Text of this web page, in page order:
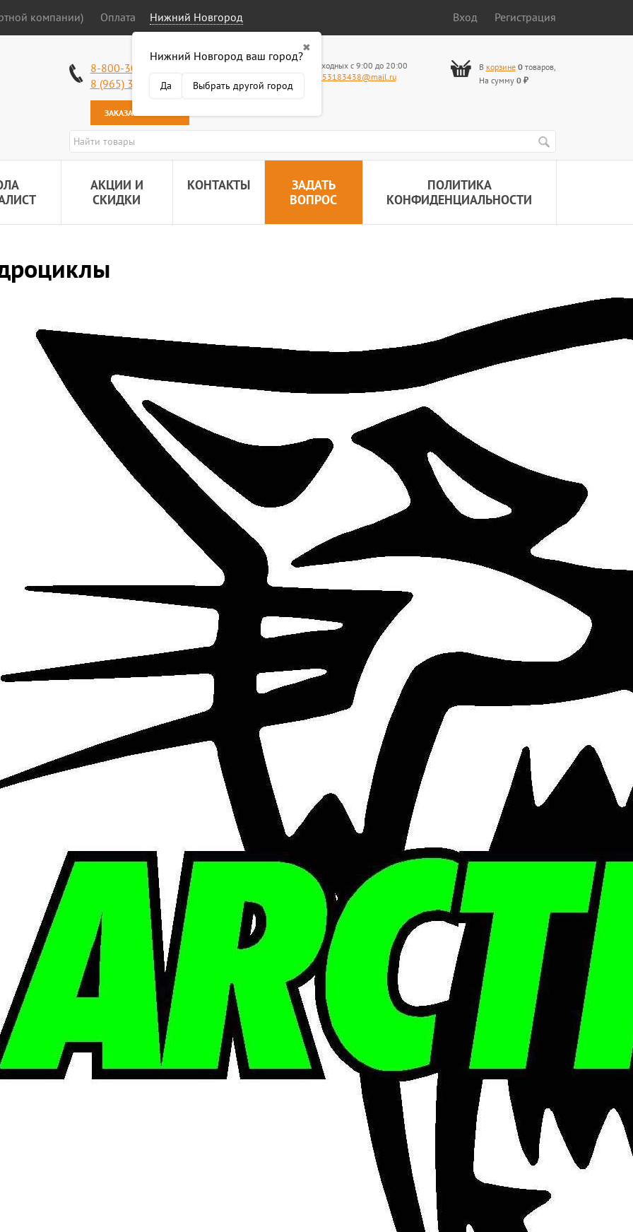
компании) Оплата Нижний Новгород
✖
Нижний Новгород ваш город?
Да Выбрать другой город
Вход Регистрация
8-800-301-50-58
8 (965) 318-34-38
ЗАКАЗАТЬ ЗВОНОК
Работаем без выходных с 9:00 до 20:00
89653183438@mail.ru
В корзине 0товаров,
На сумму 0 ₽
АКЦИИ И
СКИДКИ
КОНТАКТЫ
ЗАДАТЬ
ВОПРОС
ПОЛИТИКА
КОНФИДЕНЦИАЛЬНОСТИ